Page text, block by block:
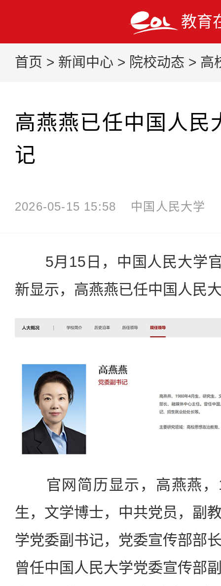
教育
首页 > 新闻中心 > 院校动态 > 高
高燕燕已任中国人民
记
2026-05-15 15:58 中国人民大学
5月15日，中国人民大学官
新显示，高燕燕已任中国人民
官网简历显示，高燕燕，
生，文学博士，中共党员，副
学党委副书记，党委宣传部部
曾任中国人民大学党委宣传部